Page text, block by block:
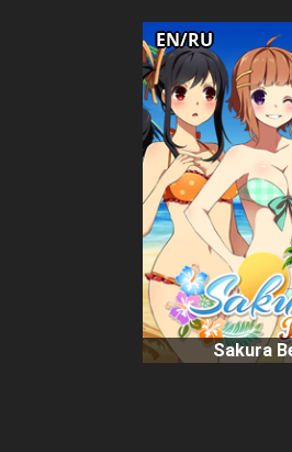
Sakura
EN/RU